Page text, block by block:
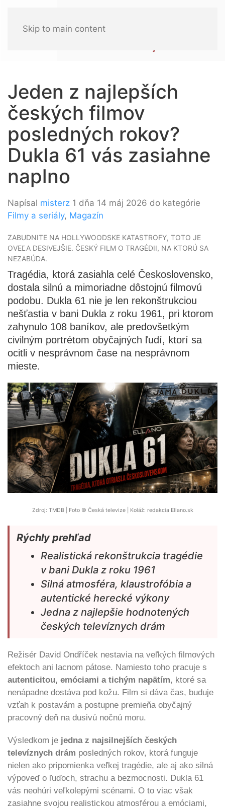
Skip to main content
Jeden z najlepších
českých filmov
posledných rokov?
Dukla 61 vás zasiahne
naplno
Napísal misterz 1 dňa 14 máj 2026 do kategórie
Filmy a seriály, Magazín
ZABUDNITE NA HOLLYWOODSKE KATASTROFY, TOTO JE
OVEĽA DESIVEJŠIE. ČESKÝ FILM O TRAGÉDII, NA KTORÚ SA
NEZABÚDA.
Tragédia, ktorá zasiahla celé Československo,
dostala silnú a mimoriadne dôstojnú filmovú
podobu. Dukla 61 nie je len rekonštrukciou
nešťastia v bani Dukla z roku 1961, pri ktorom
zahynulo 108 baníkov, ale predovšetkým
civilným portrétom obyčajných ľudí, ktorí sa
ocitli v nesprávnom čase na nesprávnom
mieste.
Zdroj: TMDB | Foto © Česká televize | Koláž: redakcia Ellano.sk
Rýchly prehľad
Realistická rekonštrukcia tragédie
v bani Dukla z roku 1961
Silná atmosféra, klaustrofóbia a
autentické herecké výkony
Jedna z najlepšie hodnotených
českých televíznych drám
Režisér David Ondříček nestavia na veľkých filmových
efektoch ani lacnom pátose. Namiesto toho pracuje s
autenticitou, emóciami a tichým napätím, ktoré sa
nenápadne dostáva pod kožu. Film si dáva čas, buduje
vzťah k postavám a postupne premieňa obyčajný
pracovný deň na dusivú nočnú moru.
Výsledkom je jedna z najsilnejších českých
televíznych drám posledných rokov, ktorá funguje
nielen ako pripomienka veľkej tragédie, ale aj ako silná
výpoveď o ľuďoch, strachu a bezmocnosti. Dukla 61
vás neohúri veľkolepými scénami. O to viac však
zasiahne svojou realistickou atmosférou a emóciami,